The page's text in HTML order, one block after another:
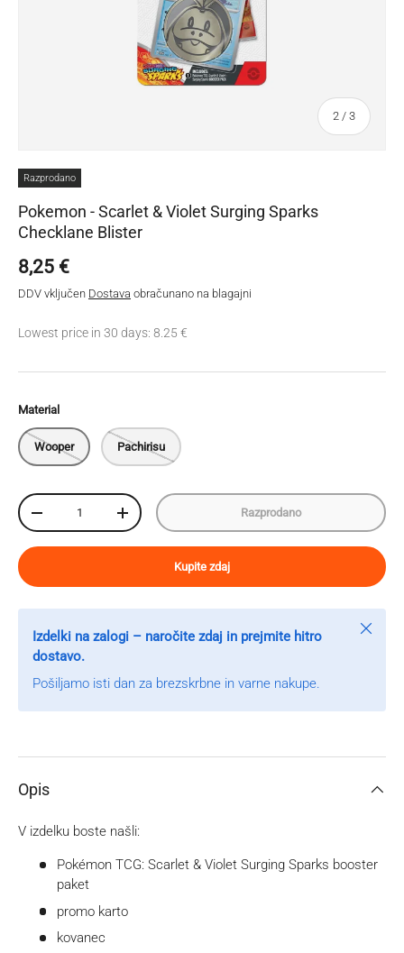
2 / Od
3
Razprodano
Pokemon - Scarlet & Violet Surging Sparks
Checklane Blister
Redna cena
8,25 €
DDV vključen Dostava obračunano na blagajni
Lowest price in 30 days: 8.25 €
Material
Wooper Pachirisu
Količina
Zmanjšaj količinoPovečaj količino Razprodano
Kupite zdaj
Izdelki na zalogi – naročite zdaj in prejmite hitro
dostavo.
Pošiljamo isti dan za brezskrbne in varne nakupe.
Zapri
Opis
V izdelku boste našli:
Pokémon TCG: Scarlet & Violet Surging Sparks booster
paket
promo karto
kovanec